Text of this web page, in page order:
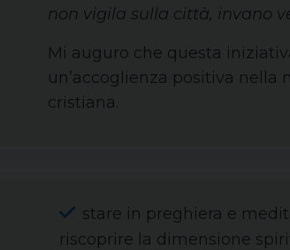
non vigila sulla città, invano
Mi auguro che questa
un’accoglienza positiva
cristiana.
stare in preghiera e
riscoprire la dimensione